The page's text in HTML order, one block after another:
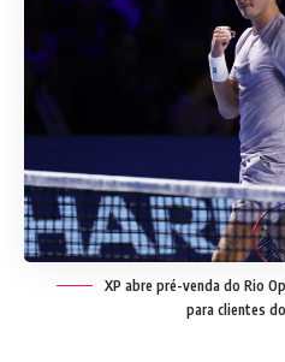
XP abre pré-venda do Rio
para clientes